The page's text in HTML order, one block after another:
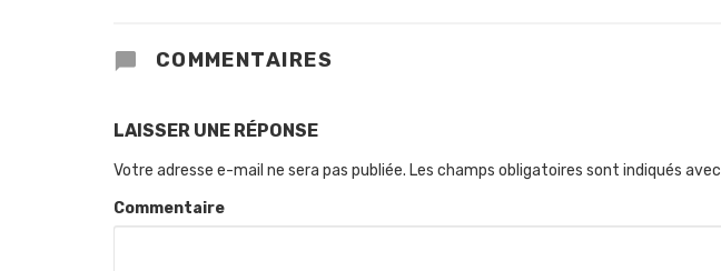
COMMENTAIRES
LAISSER UNE RÉPONSE
Votre adresse e-mail ne sera pas publiée. Les champs obligatoires sont indiqués avec
Commentaire